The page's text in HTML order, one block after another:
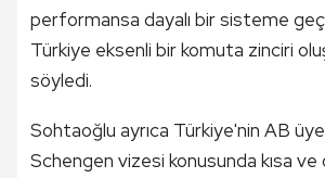
performansa dayalı bir sisteme
Türkiye eksenli bir komuta zinciri
söyledi.
Sohtaoğlu ayrıca Türkiye'nin AB
Schengen vizesi konusunda kısa